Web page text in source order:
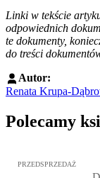
Linki w tekście
odpowiednich
te dokumenty,
do treści
Autor:
Renata Krupa-
Polecamy
Przejdź do:
PRZEDSPRZEDAŻ